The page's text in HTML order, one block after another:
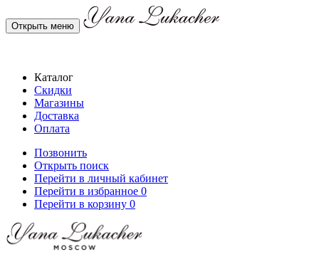
Открыть меню
Каталог
Скидки
Магазины
Доставка
Оплата
Позвонить
Открыть поиск
Перейти в личный кабинет
Перейти в избранное 0
Перейти в корзину 0